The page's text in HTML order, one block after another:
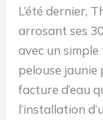
L’été dernier,
arrosant ses
avec un simple
pelouse
facture d’eau
l’installation